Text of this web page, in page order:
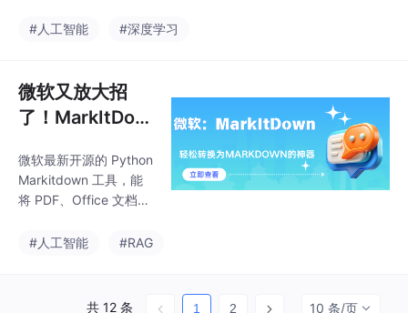
术，特别是在检索增强
进用户的原始查询，这
一过程带来了更加准确
和上下文适当的响应，
求以及查询与目标文档
之间的相关性差异。为
了提供完整且细致的响
Ms）必须学会通过识别
的搜索查询。查询消歧
#人工智能 #深度学习
微软又放大招
了！MarkItDow
Markdown的神
器
微软最新开源的 Python
Markitdown 工具，能
将 PDF、Office 文档
图片、音频等多种格式
R 文字识别、语音转文
#人工智能 #RAG
共 12 条 1 2 10 条/页